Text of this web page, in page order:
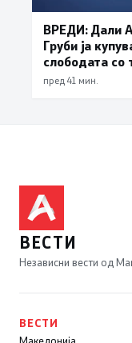
ВРЕДИ: Дали
Груби ја
слободата со
на ДУИ
пред 41 мин.
ВЕСТИ
Независни вести од
ВЕСТИ